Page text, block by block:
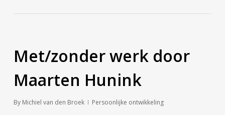
Met/zonder werk door
Maarten Hunink
By Michiel van den Broek Persoonlijke ontwikkeling